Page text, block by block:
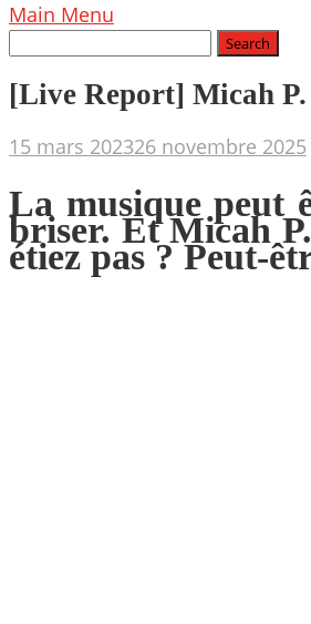
Main Menu
[Live Report] Micah
15 mars 202326 novembre 2025
La musique peut
briser. Et Micah
étiez pas ? Peut-